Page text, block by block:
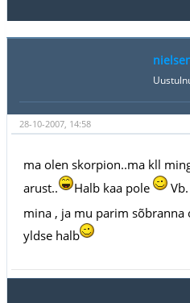
28-10-2007, 14:58
ma olen skorpion..ma kll
arust..
Halb kaa pole
Vb.
mina , ja mu parim sõbranna
yldse halb